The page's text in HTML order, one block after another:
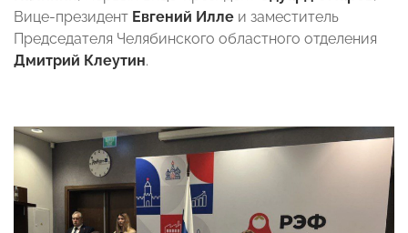
Вице-президент Евгений Илле и заместитель
Председателя Челябинского областного отделения
Дмитрий Клеутин.